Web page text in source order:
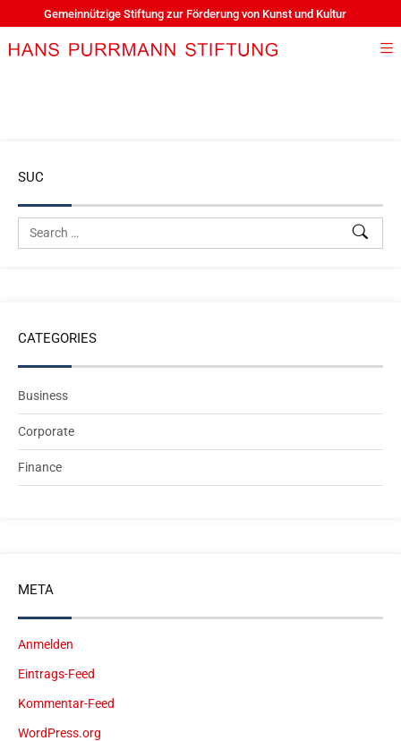
Gemeinnützige Stiftung zur Förderung von Kunst und Kultur
SUC
CATEGORIES
Business
Corporate
Finance
META
Anmelden
Eintrags-Feed
Kommentar-Feed
WordPress.org